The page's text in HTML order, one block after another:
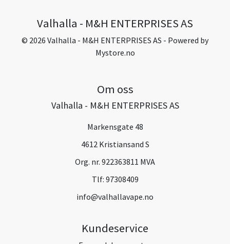
Valhalla - M&H ENTERPRISES AS
© 2026 Valhalla - M&H ENTERPRISES AS - Powered by
Mystore.no
Om oss
Valhalla - M&H ENTERPRISES AS
Markensgate 48
4612 Kristiansand S
Org. nr. 922363811 MVA
Tlf: 97308409
info@valhallavape.no
Kundeservice